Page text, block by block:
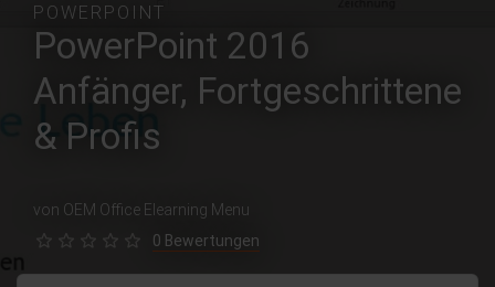
POWERPOINT
PowerPoint 2016
Anfänger, Fortgeschrittene
& Profis
von OEM Office Elearning Menu
0 Bewertungen